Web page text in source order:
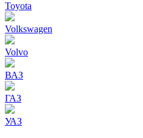
Toyota
Volkswagen
Volvo
ВАЗ
ГАЗ
УАЗ